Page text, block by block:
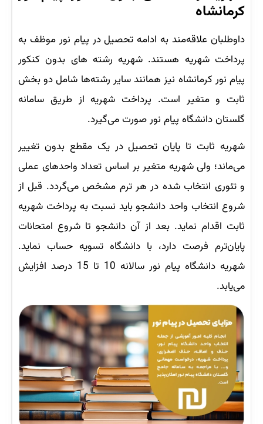
کرمانشاه
داوطلبان علاقه‌مند به ادامه تحصیل در پیام نور موظف به
پرداخت شهریه هستند. شهریه رشته های بدون کنکور
پیام نور کرمانشاه نیز همانند سایر رشته‌ها شامل دو بخش
ثابت و متغیر است. پرداخت شهریه از طریق سامانه
گلستان دانشگاه پیام نور صورت می‌گیرد.
شهریه ثابت تا پایان تحصیل در یک مقطع بدون تغییر
می‌ماند؛ ولی شهریه متغیر بر اساس تعداد واحدهای عملی
و تئوری انتخاب شده در هر ترم مشخص می‌گردد. قبل از
شروع انتخاب واحد دانشجو باید نسبت به پرداخت شهریه
ثابت اقدام نماید. بعد از آن دانشجو تا شروع امتحانات
پایان‌ترم فرصت دارد، با دانشگاه تسویه حساب نماید.
شهریه دانشگاه پیام نور سالانه 10 تا 15 درصد افزایش
می‌یابد.